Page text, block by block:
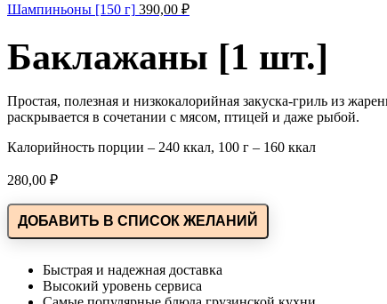
Шампиньоны [150 г] 390,00 ₽
Баклажаны [1 шт.]
Простая, полезная и низкокалорийная закуска-гриль из
раскрывается в сочетании с мясом, птицей и даже рыбой.
Калорийность порции – 240 ккал, 100 г – 160 ккал
280,00 ₽
ДОБАВИТЬ В СПИСОК ЖЕЛАНИЙ
Быстрая и надежная доставка
Высокий уровень сервиса